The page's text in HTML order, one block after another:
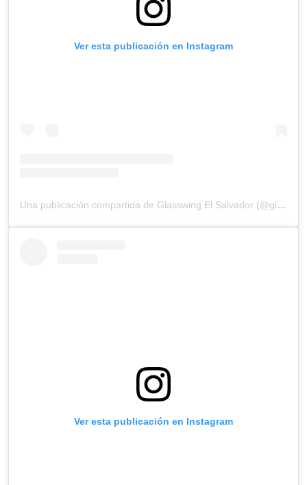
Ver esta publicación en Instagram
Una publicación compartida de Glasswing El Salvador (@glasswingsv)
Ver esta publicación en Instagram